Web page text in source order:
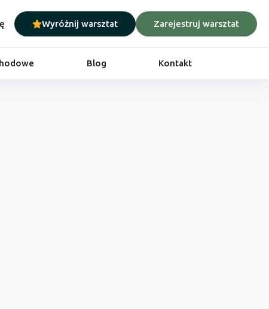
Wyróżnij warsztat Zarejestruj warsztat
Blog Kontakt